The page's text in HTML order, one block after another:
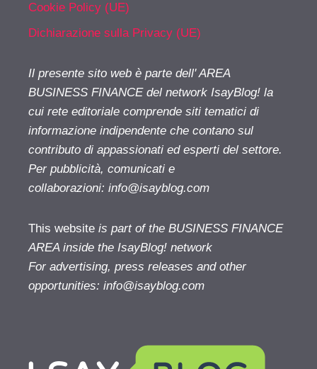
Cookie Policy (UE)
Dichiarazione sulla Privacy (UE)
Il presente sito web è parte dell' AREA
BUSINESS FINANCE del network IsayBlog! la
cui rete editoriale comprende siti tematici di
informazione indipendente che contano sul
contributo di appassionati ed esperti del settore.
Per pubblicità, comunicati e
collaborazioni: info@isayblog.com
This website is part of the BUSINESS FINANCE
AREA inside the IsayBlog! network
For advertising, press releases and other
opportunities: info@isayblog.com